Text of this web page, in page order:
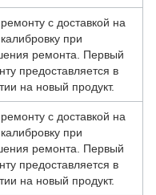
с доставкой на
при
ремонта. Первый
предоставляется в
на новый продукт.
с доставкой на
при
ремонта. Первый
предоставляется в
на новый продукт.